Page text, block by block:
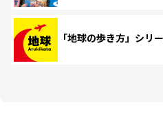
「地球の歩き方」シリ